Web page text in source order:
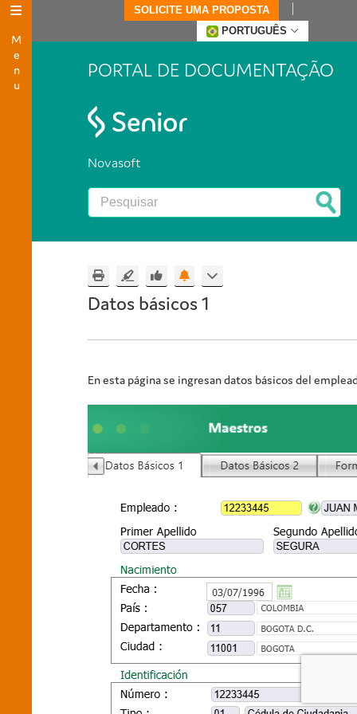
Menu
SOLICITE UMA PROPOSTA
PORTUGUÊS
PORTAL DE DOCUMENTAÇÃO
Novasoft
Datos básicos 1
En esta página se ingresan datos básicos del